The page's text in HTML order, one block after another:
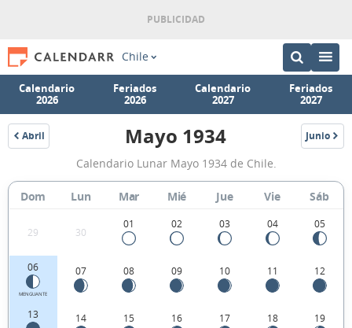
Chile
Calendario
2026
Feriados
2026
Calendario
2027
Feriados
2027
Abril
1934
Calendario
Lunar
Mayo
1934
de
Chile.
Mayo 1934 Junio
1934
Calendario Lunar Mayo 1934 de Chile.
Dom Lun Mar Mié Jue Vie Sáb
29 30
01 02 03 04 05
06
MENGUANTE
07 08 09 10 11 12
13 14 15 16 17 18 19